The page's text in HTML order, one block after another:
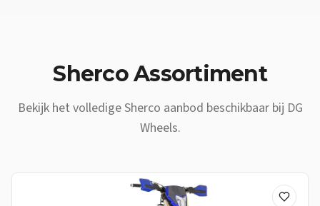
ShercoAssortiment
Bekijk het volledigeSherco aanbod beschikbaar bij DG
Wheels.